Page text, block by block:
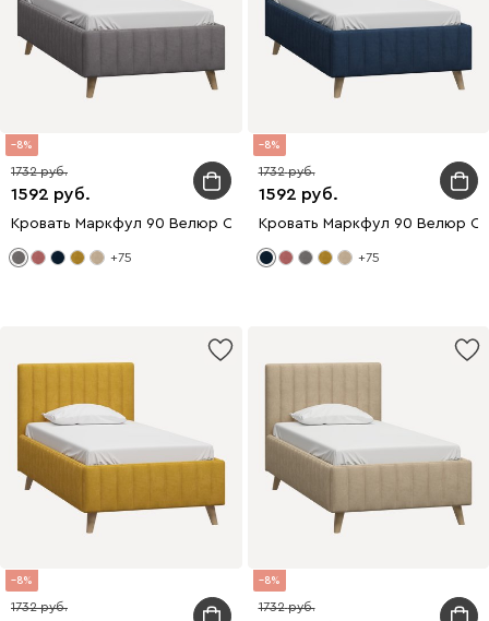
8
1592
1732
Кровать Маркфул 90 Велюр Серый
+75
8
1592
1732
Кровать Маркфул 90 Велюр
+75
8
1732
8
1732